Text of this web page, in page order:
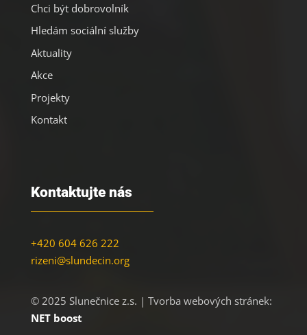
Chci být dobrovolník
Hledám sociální služby
Aktuality
Akce
Projekty
Kontakt
Kontaktujte nás
+420 604 626 222
rizeni@slundecin.org
© 2025 Slunečnice z.s. | Tvorba webových stránek:
NET boost